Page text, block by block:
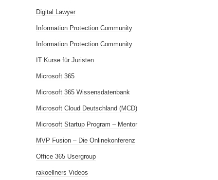
Digital Lawyer
Information Protection Community
Information Protection Community
IT Kurse für Juristen
Microsoft 365
Microsoft 365 Wissensdatenbank
Microsoft Cloud Deutschland (MCD)
Microsoft Startup Program – Mentor
MVP Fusion – Die Onlinekonferenz
Office 365 Usergroup
rakoellners Videos